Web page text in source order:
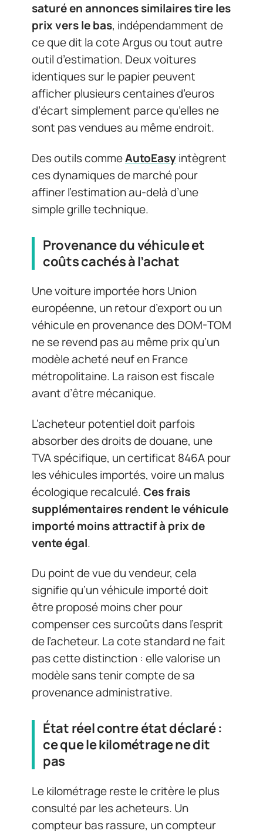
saturé en annonces similaires tire les
prix vers le bas, indépendamment de
ce que dit la cote Argus ou tout autre
outil d’estimation. Deux voitures
identiques sur le papier peuvent
afficher plusieurs centaines d’euros
d’écart simplement parce qu’elles ne
sont pas vendues au même endroit.
Des outils commeAutoEasyintègrent
ces dynamiques de marché pour
affiner l’estimation au-delà d’une
simple grille technique.
Provenance du véhicule et
coûts cachés à l’achat
Une voiture importée hors Union
européenne, un retour d’export ou un
véhicule en provenance des DOM-TOM
ne se revend pas au même prix qu’un
modèle acheté neuf en France
métropolitaine. La raison est fiscale
avant d’être mécanique.
L’acheteur potentiel doit parfois
absorber des droits de douane, une
TVA spécifique, un certificat 846A pour
les véhicules importés, voire un malus
écologique recalculé.Ces frais
supplémentaires rendent le véhicule
importé moins attractif à prix de
vente égal.
Du point de vue du vendeur, cela
signifie qu’un véhicule importé doit
être proposé moins cher pour
compenser ces surcoûts dans l’esprit
de l’acheteur. La cote standard ne fait
pas cette distinction : elle valorise un
modèle sans tenir compte de sa
provenance administrative.
État réel contre état déclaré :
ce que le kilométrage ne dit
pas
Le kilométrage reste le critère le plus
consulté par les acheteurs. Un
compteur bas rassure, un compteur